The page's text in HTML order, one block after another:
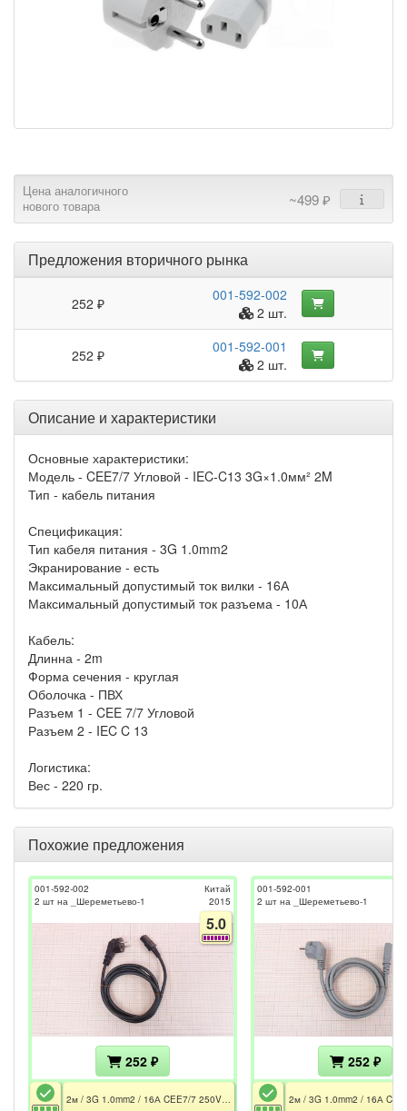
Цена аналогичного
нового товара
~499 ₽
Предложения вторичного рынка
252 ₽
001-592-002
2 шт.
252 ₽
001-592-001
2 шт.
Описание и характеристики
Основные характеристики:
Модель - CEE7/7 Угловой - IEC-C13 3G×1.0мм² 2M
Тип - кабель питания
Спецификация:
Тип кабеля питания - 3G 1.0mm2
Экранирование - есть
Максимальный допустимый ток вилки - 16А
Максимальный допустимый ток разъема - 10А
Кабель:
Длинна - 2m
Форма сечения - круглая
Оболочка - ПВХ
Разъем 1 - CEE 7/7 Угловой
Разъем 2 - IEC C 13
Логистика:
Вес - 220 гр.
Похожие предложения
001-592-002
2 шт на _Шереметьево-1
Китай
2015
5.0
252 ₽
2м / 3G 1.0mm2 / 16А CEE7/7 250V~ Угловой / 10A IEC-C13 250V~ / Чёрный
001-592-001
2 шт на _Шереметьево-1
252 ₽